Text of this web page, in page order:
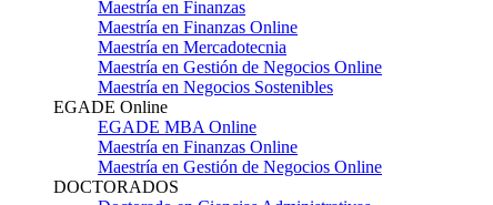
Maestría en Finanzas
Maestría en Finanzas Online
Maestría en Mercadotecnia
Maestría en Gestión de Negocios Online
Maestría en Negocios Sostenibles
EGADE Online
EGADE MBA Online
Maestría en Finanzas Online
Maestría en Gestión de Negocios Online
DOCTORADOS